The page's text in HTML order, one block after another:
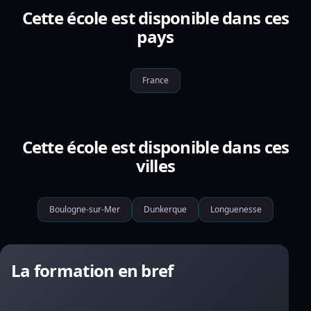
Cette école est disponible dans ces
pays
France
Cette école est disponible dans ces
villes
Boulogne-sur-Mer Dunkerque Longuenesse
La formation en bref